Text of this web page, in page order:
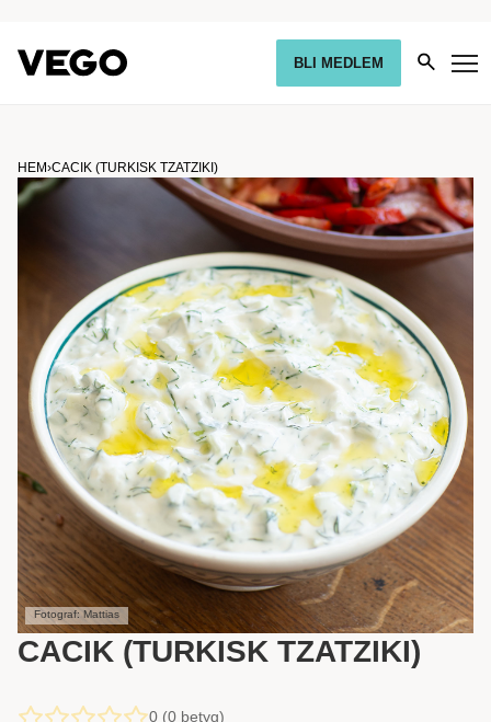
BLI MEDLEM
HEM›CACIK (TURKISK TZATZIKI)
Fotograf: Mattias
CACIK (TURKISK TZATZIKI)
0 (0 betyg)